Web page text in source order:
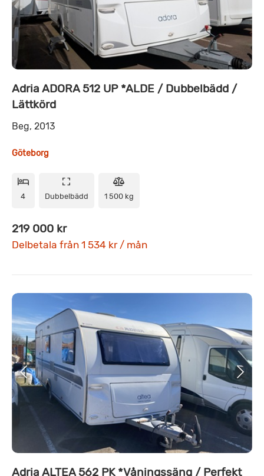
Adria ADORA 512 UP *ALDE / Dubbelbädd /
Lättkörd
Beg, 2013
Göteborg
4 Dubbelbädd 1 500 kg
219 000 kr
Delbetala från 1 534 kr / mån
Adria ALTEA 562 PK *Våningssäng / Perfekt